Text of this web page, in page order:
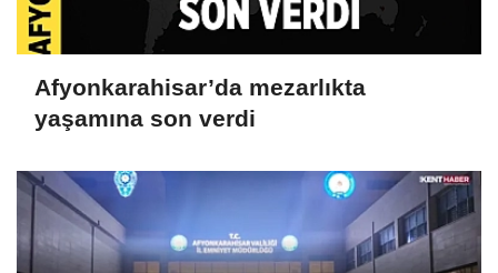
Afyonkarahisar’da mezarlıkta
yaşamına son verdi